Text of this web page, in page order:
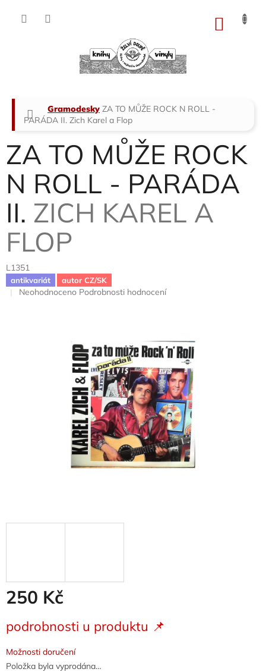
Domů
Gramodesky ZA TO MŮŽE ROCK N ROLL -
PARÁDA II. Zich Karel a Flop
ZA TO MŮŽE ROCK
N ROLL - PARÁDA
II. ZICH KAREL A
FLOP
L1351
antikvariát autor CZ/SK
Průměrné
Neohodnoceno Podrobnosti hodnocení
250 Kč
cena:
podrobnosti u produktu 📌
Možnosti doručení
Položka byla vyprodána…